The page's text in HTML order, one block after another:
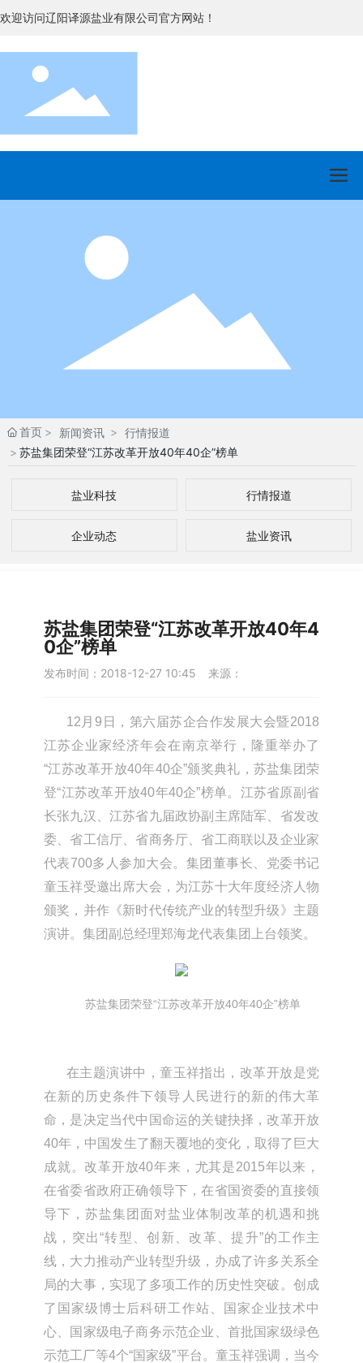
欢迎访问辽阳译源盐业有限公司官方网站！
首页 新闻资讯
行情报道
苏盐集团荣登“江苏改革开放40年40企”榜单
盐业科技 行情报道
企业动态 盐业资讯
苏盐集团荣登“江苏改革开放40年4
0企”榜单
发布时间： 2018-12-27 10:45 来源：
12月9日，第六届苏企合作发展大会暨2018
江苏企业家经济年会在南京举行，隆重举办了
“江苏改革开放40年40企”颁奖典礼，苏盐集团荣
登“江苏改革开放40年40企”榜单。江苏省原副省
长张九汉、江苏省九届政协副主席陆军、省发改
委、省工信厅、省商务厅、省工商联以及企业家
代表700多人参加大会。集团董事长、党委书记
童玉祥受邀出席大会，为江苏十大年度经济人物
颁奖，并作《新时代传统产业的转型升级》主题
演讲。集团副总经理郑海龙代表集团上台领奖。
苏盐集团荣登“江苏改革开放40年40企”榜单
在主题演讲中，童玉祥指出，改革开放是党
在新的历史条件下领导人民进行的新的伟大革
命，是决定当代中国命运的关键抉择，改革开放
40年，中国发生了翻天覆地的变化，取得了巨大
成就。改革开放40年来，尤其是2015年以来，
在省委省政府正确领导下，在省国资委的直接领
导下，苏盐集团面对盐业体制改革的机遇和挑
战，突出“转型、创新、改革、提升”的工作主
线，大力推动产业转型升级，办成了许多关系全
局的大事，实现了多项工作的历史性突破。创成
了国家级博士后科研工作站、国家企业技术中
心、国家级电子商务示范企业、首批国家级绿色
示范工厂等4个“国家级”平台。童玉祥强调，当今